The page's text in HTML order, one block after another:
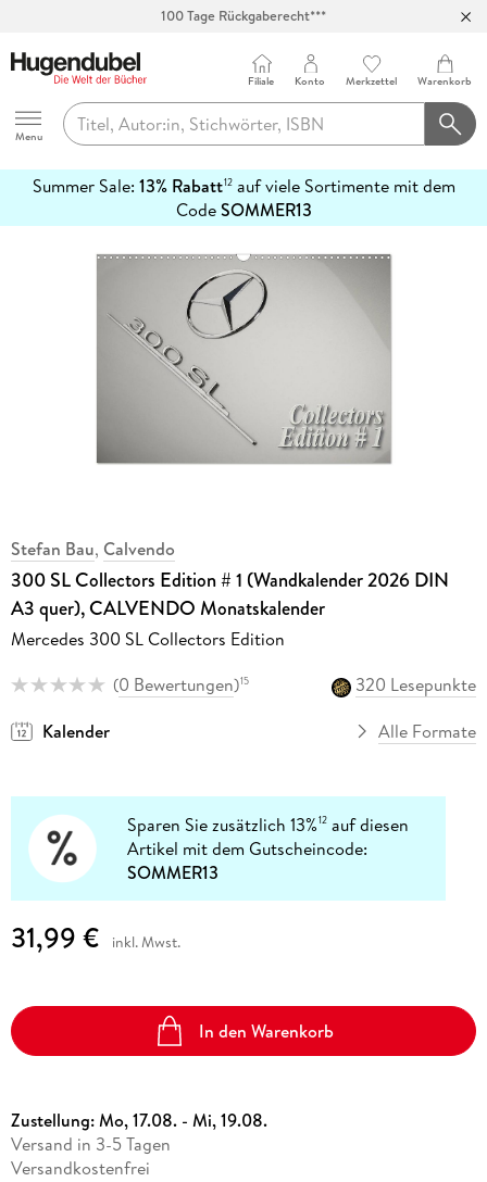
100 Tage Rückgaberecht***
Hugendubel
Menu
Filiale Konto Merkzettel Warenkorb
Summer Sale: 13% Rabatt12auf viele Sortimente mit dem
CodeSOMMER13
erfahren
Stefan Bau, Calvendo
300 SL Collectors Edition # 1 (Wandkalender 2026 DIN
A3 quer), CALVENDO Monatskalender
Mercedes 300 SL Collectors Edition
(0 Bewertungen)15
320 Lesepunkte
Kalender
Alle Formate
Sparen Sie zusätzlich 13%12 auf diesen
Artikel mit dem Gutscheincode:
SOMMER13
31,99 € inkl. Mwst.
In den Warenkorb
Zustellung:Mo, 17.08. - Mi, 19.08.
Versand in 3-5 Tagen
Versandkostenfrei